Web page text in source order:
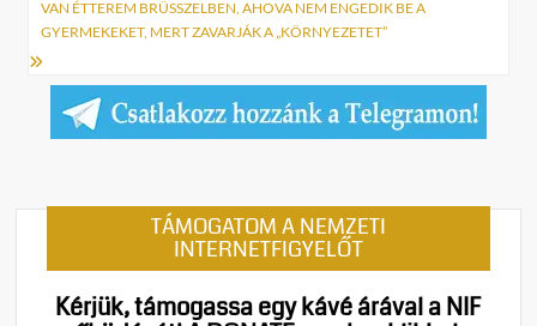
VAN ÉTTEREM BRÜSSZELBEN, AHOVA NEM ENGEDIK BE A
GYERMEKEKET, MERT ZAVARJÁK A „KÖRNYEZETET”
TÁMOGATOM A NEMZETI
INTERNETFIGYELŐT
Kérjük, támogassa egy kávé árával a NIF